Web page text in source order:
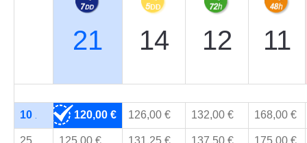
21 14 12 11
10 120,00 € 126,00 € 132,00 € 168,00 €
25 125,00 € 131,25 € 137,50 € 175,00 €